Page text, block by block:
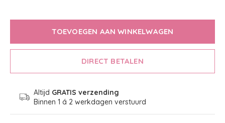
TOEVOEGEN AAN WINKELWAGEN
DIRECT BETALEN
Altijd GRATIS verzending
Binnen 1 á 2 werkdagen verstuurd